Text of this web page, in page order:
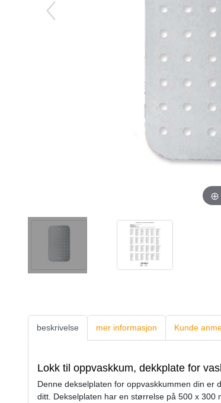
beskrivelse mer informasjon Kunde
Lokk til oppvaskkum, dekkplate for
Denne dekselplaten for oppvaskkummen din
ditt. Dekselplaten har en størrelse på 500 x